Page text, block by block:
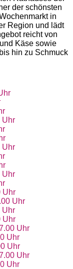
der schönsten
in
Region und lädt
reicht von
Käse sowie
hin zu Schmuck
Uhr
Uhr
Uhr
Uhr
Uhr
Uhr
Uhr
Uhr
Uhr
Uhr
Uhr
Uhr